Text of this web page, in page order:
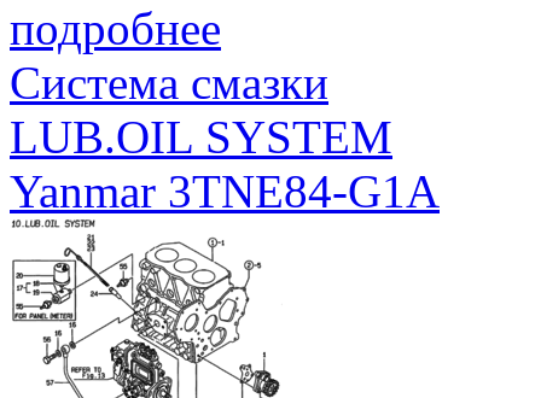
подробнее
Система смазки
LUB.OIL SYSTEM
Yanmar 3TNE84-G1A